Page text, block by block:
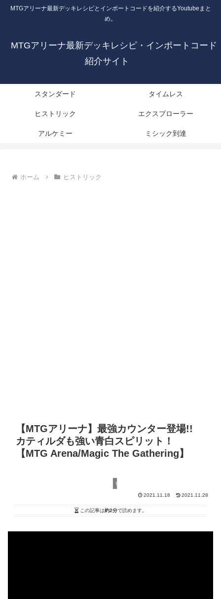
MTGアリーナ最新デッキレシピとインポートコードを紹介するYoutubeまと
め。
MTGアリーナ最新デッキレシピ・インポートコード
紹介サイト
スタンダード タイムレス
ヒストリック エクスプローラー
アルケミー ミシック到達
ホーム ヒストリック
【MTGアリーナ】最強カウンター登場!!
カティルダも強い青白スピリット！
【MTG Arena/Magic The Gathering】
ヒストリック
2021.11.18 2021.11.28
この記事は約2分で読めます。